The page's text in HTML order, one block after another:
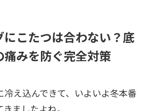
にこたつは合わない？底
痛みを防ぐ完全対策
冷え込んできて、いよいよ冬本番